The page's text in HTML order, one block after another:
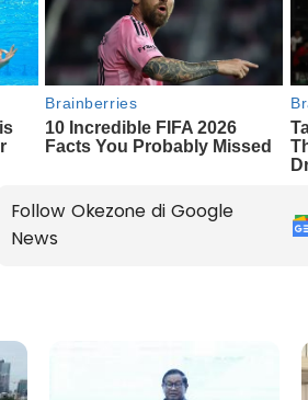
Follow Okezone di Google
News